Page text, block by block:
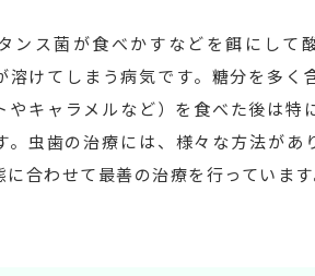
ンス菌が食べかすなどを餌にして
溶けてしまう病気です。糖分を多く
やキャラメルなど）を食べた後は特
。虫歯の治療には、様々な方法があ
合わせて最善の治療を行っています